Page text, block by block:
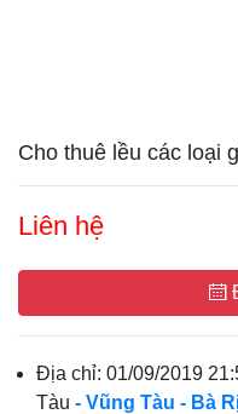
Cho thuê lều các loại
Liên hệ
Địa chỉ: 01/09/2019
Tàu - Vũng Tàu - Bà